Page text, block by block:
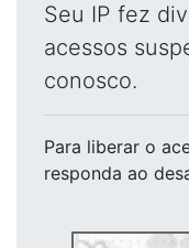
Seu IP fez
acessos
conosco.
Para liberar o
responda ao